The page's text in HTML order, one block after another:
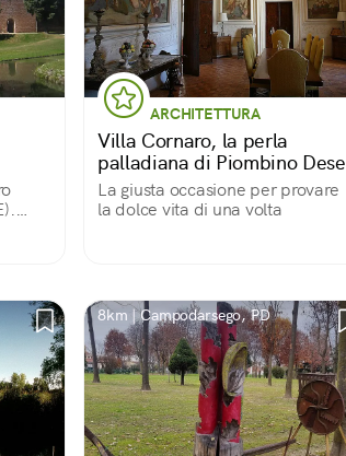
ARCHITETTURA
Villa Cornaro, la perla
palladiana di Piombino Dese
La giusta occasione per provare
la dolce vita di una volta
8km | Campodarsego, PD